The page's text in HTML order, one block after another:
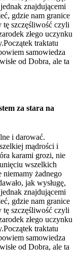
znajdującemi
gdzie nam granice
tę szczęśliwość czyli
złego uczynku
traktatu
samowiedza
od Dobra, ale ta
za stara na
i darować.
mądrości i
karami grozi, nie
wszelkich
niemamy żadnego
jak wysługę,
znajdującemi
gdzie nam granice
tę szczęśliwość czyli
złego uczynku
traktatu
samowiedza
od Dobra, ale ta